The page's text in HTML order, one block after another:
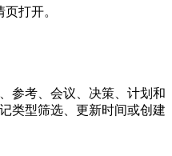
打开。
参考、会议、决策、计划和
类型筛选、更新时间或创建